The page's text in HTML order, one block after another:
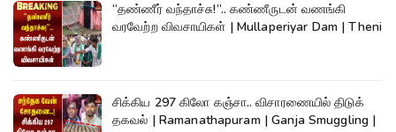
“தண்ணீர் வந்தாச்சு!”.. கண்ணீருடன் வணங்கி
வரவேற்ற விவசாயிகள் | Mullaperiyar Dam | Theni
சிக்கிய 297 கிலோ கஞ்சா.. விசாரணையில் திடுக்
தகவல் | Ramanathapuram | Ganja Smuggling |